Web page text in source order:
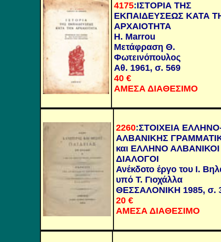
4175:ΙΣΤΟΡΙΑ ΤΗΣ
ΕΚΠΑΙΔΕΥΣΕΩΣ ΚΑΤΑ
ΑΡΧΑΙΟΤΗΤΑ
H. Marrou
Μετάφραση Θ.
Φωτεινόπουλος
Αθ. 1961, σ. 569
40 €
ΑΜΕΣΑ ΔΙΑΘΕΣΙΜΟ
2260:ΣΤΟΙΧΕΙΑ
ΑΛΒΑΝΙΚΗΣ
και ΕΛΛΗΝΟ ΑΛΒΑΝΙΚΟΙ
ΔΙΑΛΟΓΟΙ
Ανέκδοτο έργο του Ι.
υπό Τ. Γιοχάλλα
ΘΕΣΣΑΛΟΝΙΚΗ 1985, σ.
20€
ΑΜΕΣΑ ΔΙΑΘΕΣΙΜΟ